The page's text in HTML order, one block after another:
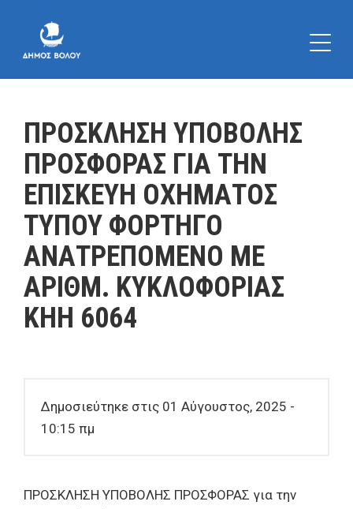
ΠΡΟΣΚΛΗΣΗ ΥΠΟΒΟΛΗΣ
ΠΡΟΣΦΟΡΑΣ ΓΙΑ ΤΗΝ
ΕΠΙΣΚΕΥΗ ΟΧΗΜΑΤΟΣ
ΤΥΠΟΥ ΦΟΡΤΗΓΟ
ΑΝΑΤΡΕΠΟΜΕΝΟ ΜΕ
ΑΡΙΘΜ. ΚΥΚΛΟΦΟΡΙΑΣ
ΚΗΗ 6064
Δημοσιεύτηκε στις 01 Αύγουστος, 2025 -
10:15 πμ
ΠΡΟΣΚΛΗΣΗ ΥΠΟΒΟΛΗΣ ΠΡΟΣΦΟΡΑΣ για την